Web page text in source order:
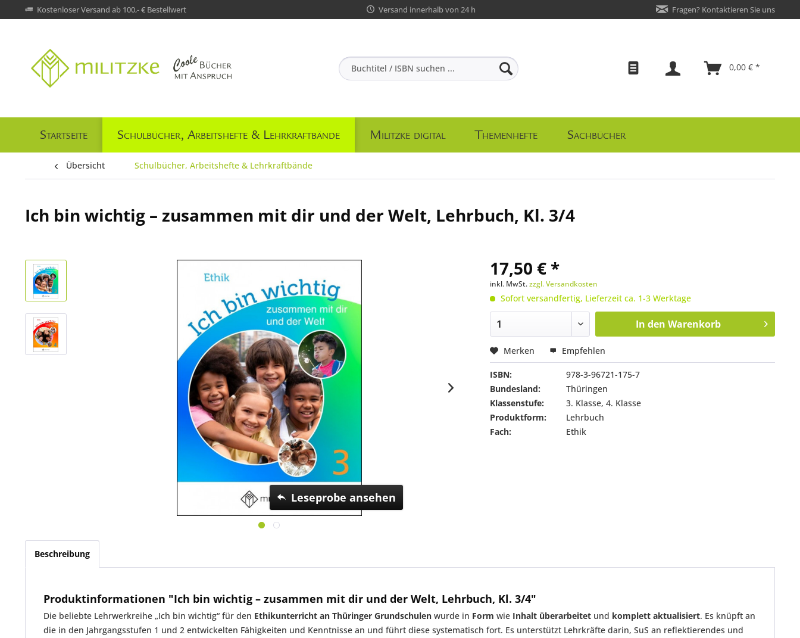
Kostenloser Versand ab 100,- € Bestellwert Versand innerhalb von 24 h Fragen? Kontaktieren Sie uns
0,00 € *
Startseite Schulbücher, Arbeitshefte & Lehrkraftbände Militzke digital Themenhefte Sachbücher
Übersicht Schulbücher, Arbeitshefte & Lehrkraftbände
Ich bin wichtig – zusammen mit dir und der Welt, Lehrbuch, Kl. 3/4
Leseprobe ansehen
17,50 € *
inkl. MwSt.zzgl. Versandkosten
Sofort versandfertig, Lieferzeit ca. 1-3 Werktage
In den Warenkorb
Merken Empfehlen
ISBN:
978-3-96721-175-7
Bundesland:
Thüringen
Klassenstufe:
3. Klasse, 4. Klasse
Produktform:
Lehrbuch
Fach:
Ethik
Beschreibung
Produktinformationen "Ich bin wichtig – zusammen mit dir und der Welt, Lehrbuch, Kl. 3/4"
Die beliebte Lehrwerkreihe „Ich bin wichtig“ für den Ethikunterricht an Thüringer Grundschulen wurde in Form wie Inhalt überarbeitet und komplett aktualisiert. Es knüpft an
die in den Jahrgangsstufen 1 und 2 entwickelten Fähigkeiten und Kenntnisse an und führt diese systematisch fort. Es unterstützt Lehrkräfte darin, SuS an reflektierendes und